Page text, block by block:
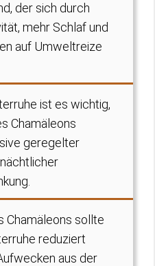
der sich durch
mehr Schlaf und
auf Umweltreize
ist es wichtig,
Chamäleons
geregelter
Chamäleons sollte
reduziert
aus der